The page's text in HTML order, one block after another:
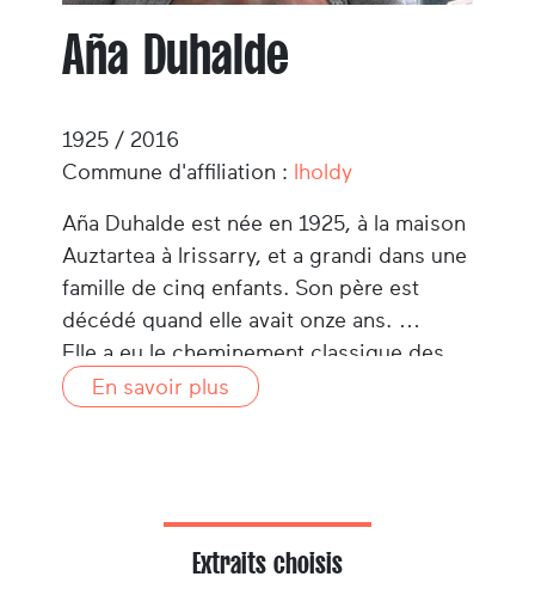
Aña Duhalde
1925 / 2016
Commune d'affiliation : Iholdy
Aña Duhalde est née en 1925, à la maison
Auztartea à Irissarry, et a grandi dans une
famille de cinq enfants. Son père est
décédé quand elle avait onze ans.
Elle a eu le cheminement classique des
jeunes filles de l'époque : obtention du
Saint-Jean-Pied-de-Port.
Elle est ensuite placée pendant un an
En savoir plus
Extraits choisis